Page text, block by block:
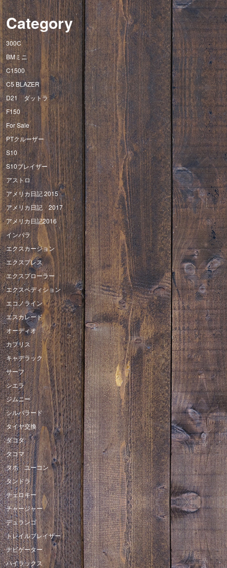
Category
300C
BMミニ
C1500
C5 BLAZER
D21 ダットラ
F150
For Sale
PTクルーザー
S10
S10ブレイザー
アストロ
アメリカ日記 2015
アメリカ日記 2017
アメリカ日記2016
インパラ
エクスカージョン
エクスプレス
エクスプローラー
エクスペディション
エコノライン
エスカレード
オーディオ
カプリス
キャデラック
サーフ
シエラ
ジムニー
シルバラード
タイヤ交換
ダコタ
タコマ
タホ ユーコン
タンドラ
チェロキー
チャージャー
デュランゴ
トレイルブレイザー
ナビゲーター
ハイラックス